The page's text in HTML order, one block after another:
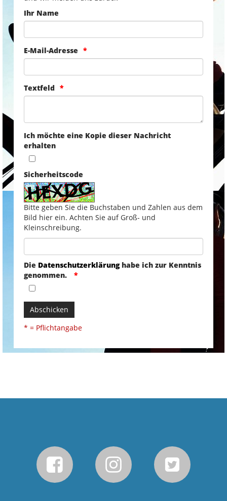
Ihr Name
E-Mail-Adresse
Textfeld
Ich möchte eine Kopie dieser Nachricht
erhalten
Sicherheitscode
Bitte geben Sie die Buchstaben und Zahlen aus dem
Bild hier ein. Achten Sie auf Groß- und
Kleinschreibung.
Die Datenschutzerklärunghabe ich zur Kenntnis
genommen.
Abschicken
* = Pflichtangabe